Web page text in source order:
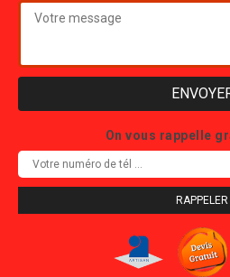
On vous rappelle